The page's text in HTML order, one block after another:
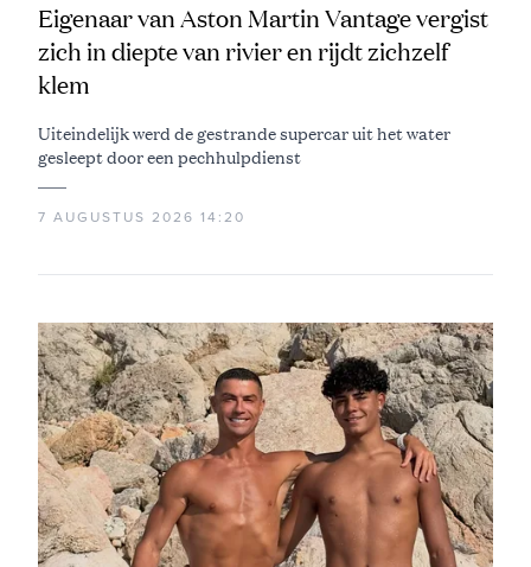
Eigenaar van Aston Martin Vantage vergist
zich in diepte van rivier en rijdt zichzelf
klem
Uiteindelijk werd de gestrande supercar uit het water
gesleept door een pechhulpdienst
7 AUGUSTUS 2026 14:20